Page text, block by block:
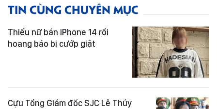
TIN CÙNG CHUYÊN MỤC
Thiếu nữ bán iPhone 14 rồi
hoang báo bị cướp giật
Cựu Tổng Giám đốc SJC Lê Thúy